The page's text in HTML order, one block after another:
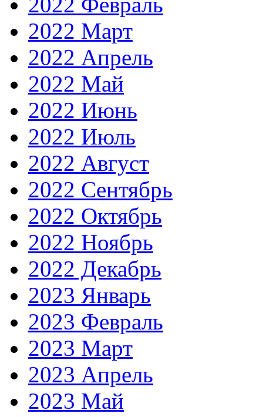
2022 Март
2022 Апрель
2022 Май
2022 Июнь
2022 Июль
2022 Август
2022 Сентябрь
2022 Октябрь
2022 Ноябрь
2022 Декабрь
2023 Январь
2023 Февраль
2023 Март
2023 Апрель
2023 Май